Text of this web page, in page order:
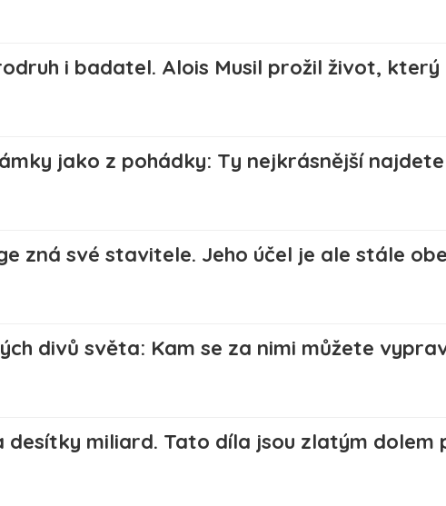
i badatel. Alois Musil prožil život,
jako z pohádky: Ty nejkrásnější
zná své stavitele. Jeho účel je ale stále
divů světa: Kam se za nimi můžete
desítky miliard. Tato díla jsou zlatým dolem